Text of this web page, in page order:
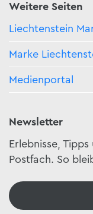
Weitere Seiten
Liechtenstein
Marke
Medienportal
Newsletter
Erlebnisse,
Postfach. So